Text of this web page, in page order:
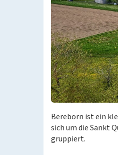
Bereborn ist ein
sich um die Sankt
gruppiert.